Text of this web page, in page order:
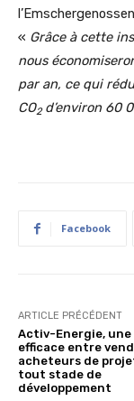
« Grâce à cette
nous
par an, ce qui
CO2d’environ 60
Facebook
ARTICLE PRÉCÉDENT
Activ-Energie,
efficace entre
acheteurs de
tout stade de
développement